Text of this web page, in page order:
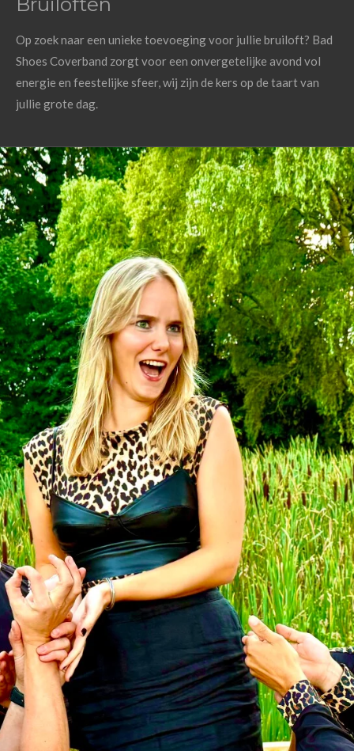
Op zoek naar een unieke toevoeging voor jullie bruiloft? Bad
Shoes Coverband zorgt voor een onvergetelijke avond vol
energie en feestelijke sfeer, wij zijn de kers op de taart van
jullie grote dag.